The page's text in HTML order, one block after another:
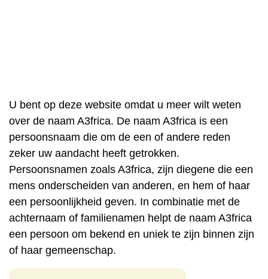
U bent op deze website omdat u meer wilt weten
over de naam A3frica. De naam A3frica is een
persoonsnaam die om de een of andere reden
zeker uw aandacht heeft getrokken.
Persoonsnamen zoals A3frica, zijn diegene die een
mens onderscheiden van anderen, en hem of haar
een persoonlijkheid geven. In combinatie met de
achternaam of familienamen helpt de naam A3frica
een persoon om bekend en uniek te zijn binnen zijn
of haar gemeenschap.